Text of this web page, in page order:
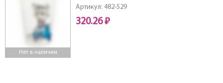
Нет в наличии
Артикул: 482-529
320.26 ₽